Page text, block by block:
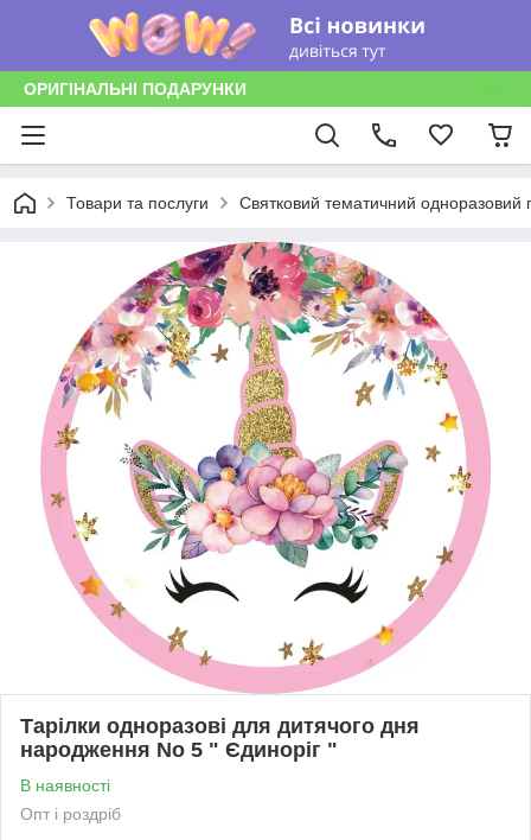
ОРИГІНАЛЬНІ ПОДАРУНКИ
Товари та послуги Святковий тематичний одноразовий
Тарілки одноразові для дитячого дня
народження No 5 " Єдиноріг "
В наявності
Опт і роздріб